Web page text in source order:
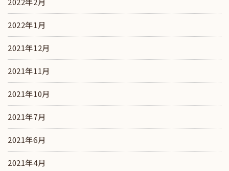
2022年1月
2021年12月
2021年11月
2021年10月
2021年7月
2021年6月
2021年4月